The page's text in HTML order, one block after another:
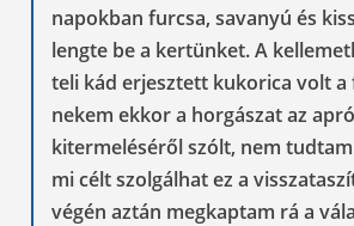
napokban furcsa, savanyú és
lengte be a kertünket. A
teli kád erjesztett kukorica volt a
nekem ekkor a horgászat az
kitermeléséről szólt, nem
mi célt szolgálhat ez a
végén aztán megkaptam rá a